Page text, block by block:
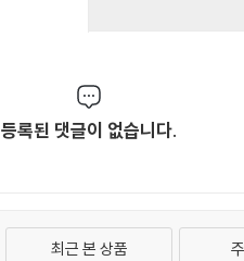
등록된 댓글이 없습니다.
최근 본 상품